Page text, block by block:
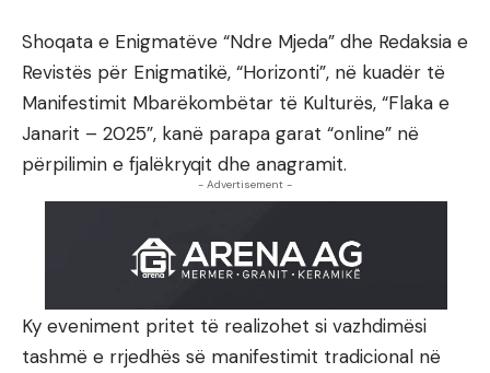
Shoqata e Enigmatëve “Ndre Mjeda” dhe Redaksia e
Revistës për Enigmatikë, “Horizonti”, në kuadër të
Manifestimit Mbarëkombëtar të Kulturës, “Flaka e
Janarit – 2025”, kanë parapa garat “online” në
përpilimin e fjalëkryqit dhe anagramit.
- Advertisement -
Ky eveniment pritet të realizohet si vazhdimësi
tashmë e rrjedhës së manifestimit tradicional në